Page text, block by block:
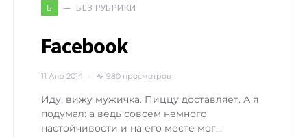
Б БЕЗ РУБРИКИ
Facebook
11 Апр 2014 980 просмотров
Иду, вижу мужичка. Пиццу доставляет. А я
подумал: а ведь совсем немного
настойчивости и на его месте мог…